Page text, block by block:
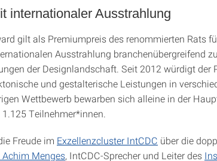
internationaler Ausstrahlung
gilt als Premiumpreis des renommierten Rats
Ausstrahlung branchenübergreifend
der Designlandschaft. Seit 2012 würdigt der
und gestalterische Leistungen in
Wettbewerb bewarben sich alleine in der
Teilnehmer*innen.
Freude im Exzellenzcluster IntCDC über die
Achim Menges, IntCDC-Sprecher und Leiter des